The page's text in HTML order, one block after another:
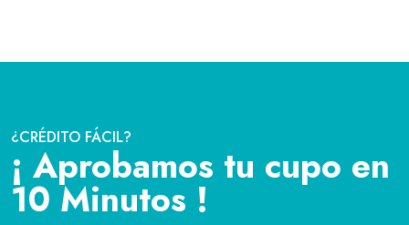
¿CRÉDITO FÁCIL?
¡ Aprobamos tu cupo en
10 Minutos !